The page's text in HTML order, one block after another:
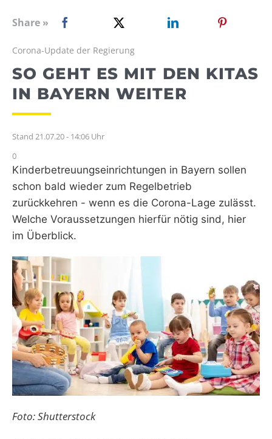
WEBRADIO
Share »
Corona-Update der Regierung
SO GEHT ES MIT DEN KITAS
IN BAYERN WEITER
Stand 21.07.20 - 14:06 Uhr
0
Kinderbetreuungseinrichtungen in Bayern sollen
schon bald wieder zum Regelbetrieb
zurückkehren - wenn es die Corona-Lage zulässt.
Welche Voraussetzungen hierfür nötig sind, hier
im Überblick.
Foto: Shutterstock